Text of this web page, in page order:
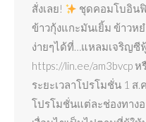
สั่งเลย!
ชุดคอมโบอินฟิ
ข้าวกุ้งแกะมันเยิ้ม ข้าวห
ง่ายๆได้ที่…แหลมเจริญซีฟู้
https://lin.ee/am3bvcp
ระยะเวลาโปรโมชั่น 1 ส
โปรโมชั่นแต่ละช่องทาง